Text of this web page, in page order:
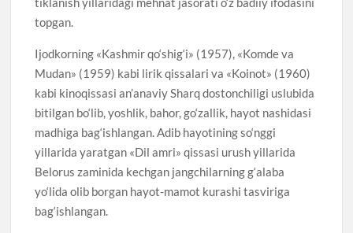
topgan.
Ijodkorning «Kashmir qo‘shig‘i» (1957), «Komde va
Mudan» (1959) kabi lirik qissalari va «Koinot» (1960)
kabi kinoqissasi an’anaviy Sharq dostonchiligi uslubida
bitilgan bo‘lib, yoshlik, bahor, go‘zallik, hayot nashidasi
madhiga bag‘ishlangan. Adib hayotining so‘nggi
yillarida yaratgan «Dil amri» qissasi urush yillarida
Belorus zaminida kechgan jangchilarning g‘alaba
yo‘lida olib borgan hayot-mamot kurashi tasviriga
bag‘ishlangan.